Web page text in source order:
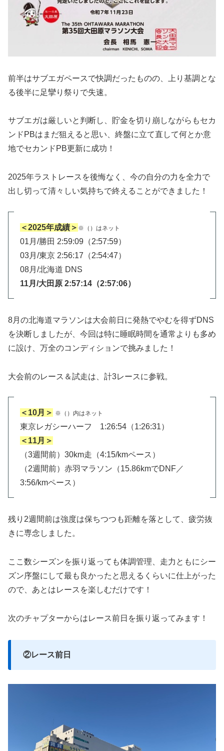
前半はサブエガペースで快調だったものの、上り基調とな
る後半に足攣り祭りで失速。
サブエガは厳しいと判断し、貯金を切り崩しながらもセカ
ンドPBはまだ狙えると思い、終盤に立て直して何とか意
地でセカンドPB更新に成功！
2025年ラストレースを後悔なく、今の自分の力を全力で
出し切って清々しい気持ちで終えることができました！
＜2025年成績＞ ※（）はネット
01月/勝田 2:59:09（2:57:59）
03月/東京 2:56:17（2:54:47）
08月/北海道 DNS
11月/大田原 2:57:14（2:57:06）
8月の北海道マラソンは大会前日に発熱でやむを得ずDNS
を決断しましたが、今回は特に睡眠時間を通常よりも多め
に設け、万全のコンディションで挑みました！
大会前のレース＆試走は、計3レースに参戦。
＜10月＞ ※（）内はネット
東京レガシーハーフ 1:26:54（1:26:31）
＜11月＞
（3週間前）30km走（4:15/kmペース）
（2週間前）赤羽マラソン（15.86kmでDNF／
3:56/kmペース）
残り2週間前は強度は保ちつつも距離を落として、疲労抜
きに専念しました。
ここ数シーズンを振り返っても体調管理、走力ともにシー
ズン序盤にして最も良かったと思えるくらいに仕上がった
ので、あとはレースを楽しむだけです！
次のチャプターからはレース前日を振り返ってみます！
②レース前日